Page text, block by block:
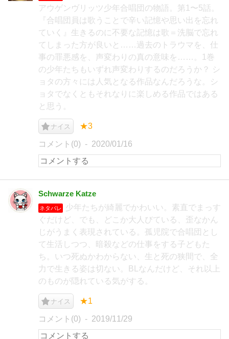
アウゲンヴリッツ少年合唱団の物語。第1〜5話。
『合唱団員は歌うことで辛い記憶や思い出を忘れ
ていく』生きるのに不要な記憶は歌＝洗脳で忘れ
てしまった方が良いと……過去のトラウマを、仕
事の罪悪感を、声変わりの真の意味を……。1巻
の少年たちもいずれ声変わりするのだろうか？ シ
ョタの方々には人気となる作品なんだろうな。シ
ョタでなくともそれなりに楽しめる作品ではある
と思う。
ナイス ★3
コメント(0) 2020/01/16
Schwarze Katze
ネタバレ
少年たちが綺麗でかわいい。素直でまっす
ぐだけど、でも、どこか大人びている、歪なかん
じがうまく表現されている。孤児院で合唱団とし
て生活しつつ、暗殺などの仕事をする子どもた
ち。いつ死ぬかわからない、生と死の狭間で、全
力で生きる姿は切ない。BLなんだけど、それ以上
のものが隠れている気がする。
ナイス ★1
コメント(0) 2019/11/29